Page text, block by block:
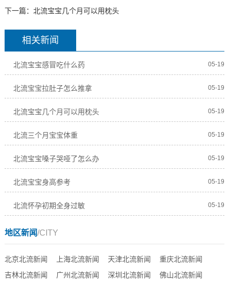
下一篇： 北流宝宝几个月可以用枕头
相关新闻
北流宝宝感冒吃什么药 05-19
北流宝宝拉肚子怎么推拿 05-19
北流宝宝几个月可以用枕头 05-19
北流三个月宝宝体重 05-19
北流宝宝嗓子哭哑了怎么办 05-19
北流宝宝身高参考 05-19
北流怀孕初期全身过敏 05-19
地区新闻/CITY
北京北流新闻 上海北流新闻 天津北流新闻
重庆北流新闻
吉林北流新闻
广州北流新闻 深圳北流新闻 佛山北流新闻